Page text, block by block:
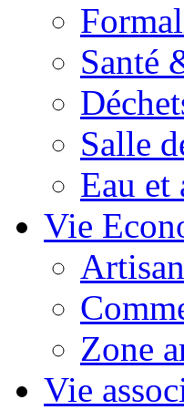
Santé
Salle
Eau et
Vie
Zone
Vie